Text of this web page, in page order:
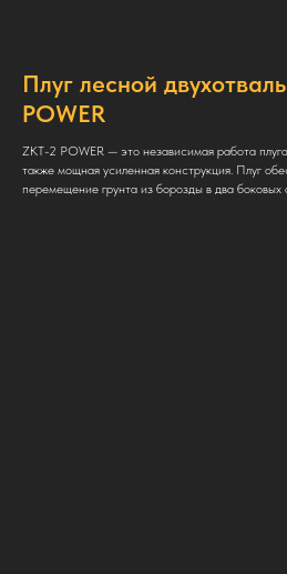
Плуг лесной
POWER
ZKT-2 POWER — это независимая работа
также мощная усиленная конструкция. Плуг
перемещение грунта из борозды в два боковых